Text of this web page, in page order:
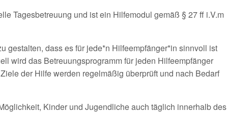
Tagesbetreuung und ist ein Hilfemodul gemäß § 27 ff i.V.m
gestalten, dass es für jede*n Hilfeempfänger*in sinnvoll ist
wird das Betreuungsprogramm für jeden Hilfeempfänger
der Hilfe werden regelmäßig überprüft und nach Bedarf
Kinder und Jugendliche auch täglich innerhalb des